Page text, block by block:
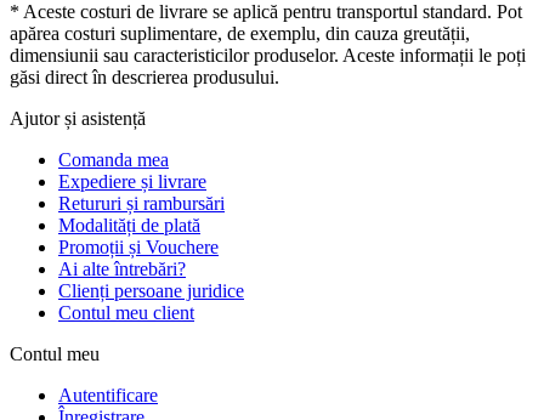
* Aceste costuri de livrare se aplică pentru transportul standard. Pot
apărea costuri suplimentare, de exemplu, din cauza greutății,
dimensiunii sau caracteristicilor produselor. Aceste informații le poți
găsi direct în descrierea produsului.
Ajutor și asistență
Comanda mea
Expediere și livrare
Retururi și rambursări
Modalități de plată
Promoții și Vouchere
Ai alte întrebări?
Clienți persoane juridice
Contul meu client
Contul meu
Autentificare